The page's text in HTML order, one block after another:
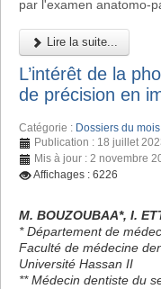
par l'examen anatomo-
Lire la suite...
L’intérêt de la
de précision en
Catégorie : Dossiers du mois
Publication : 18 juillet
Mis à jour : 2 novembre
Affichages : 6226
M. BOUZOUBAA*, I.
* Département de
Faculté de médecine
Université Hassan II
** Médecin dentiste du